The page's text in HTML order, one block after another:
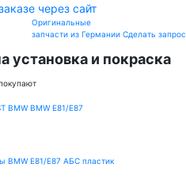
через сайт
Оригинальные
запчасти из Германии Сделать запрос
установка и покраска
BMW BMW E81/E87
BMW E81/E87 АБС пластик